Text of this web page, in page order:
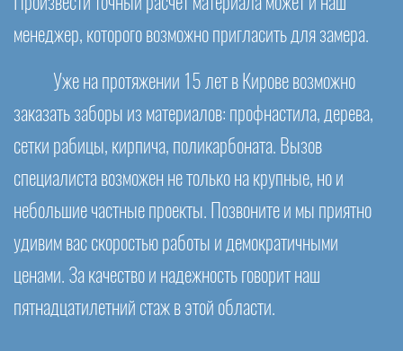
менеджер, которого возможно пригласить для замера.
Уже на протяжении 15 лет в Кирове возможно
заказать заборы из материалов: профнастила, дерева,
сетки рабицы, кирпича, поликарбоната. Вызов
специалиста возможен не только на крупные, но и
небольшие частные проекты. Позвоните и мы приятно
удивим вас скоростью работы и демократичными
ценами. За качество и надежность говорит наш
пятнадцатилетний стаж в этой области.